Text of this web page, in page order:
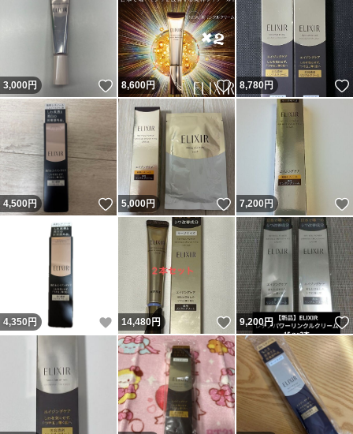
3,000円 いいね！
8,600円 いいね！
8,780円
4,500円 いいね！
5,000円 いいね！
7,200円
4,350 円 いいね！
14,480円 いいね！
9,200円